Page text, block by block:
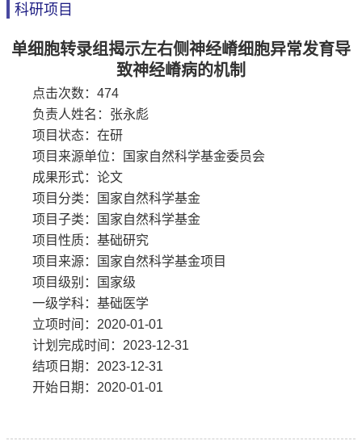
科研项目
单细胞转录组揭示左右侧神经嵴细胞异常发育导
致神经嵴病的机制
点击次数： 474
负责人姓名：张永彪
项目状态：在研
项目来源单位：国家自然科学基金委员会
成果形式：论文
项目分类：国家自然科学基金
项目子类：国家自然科学基金
项目性质：基础研究
项目来源：国家自然科学基金项目
项目级别：国家级
一级学科：基础医学
立项时间：2020-01-01
计划完成时间：2023-12-31
结项日期：2023-12-31
开始日期：2020-01-01